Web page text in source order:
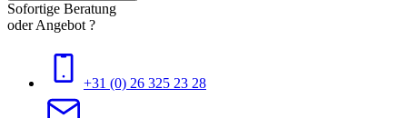
Sofortige Beratung
oder Angebot ?
+31 (0) 26 325 23 28